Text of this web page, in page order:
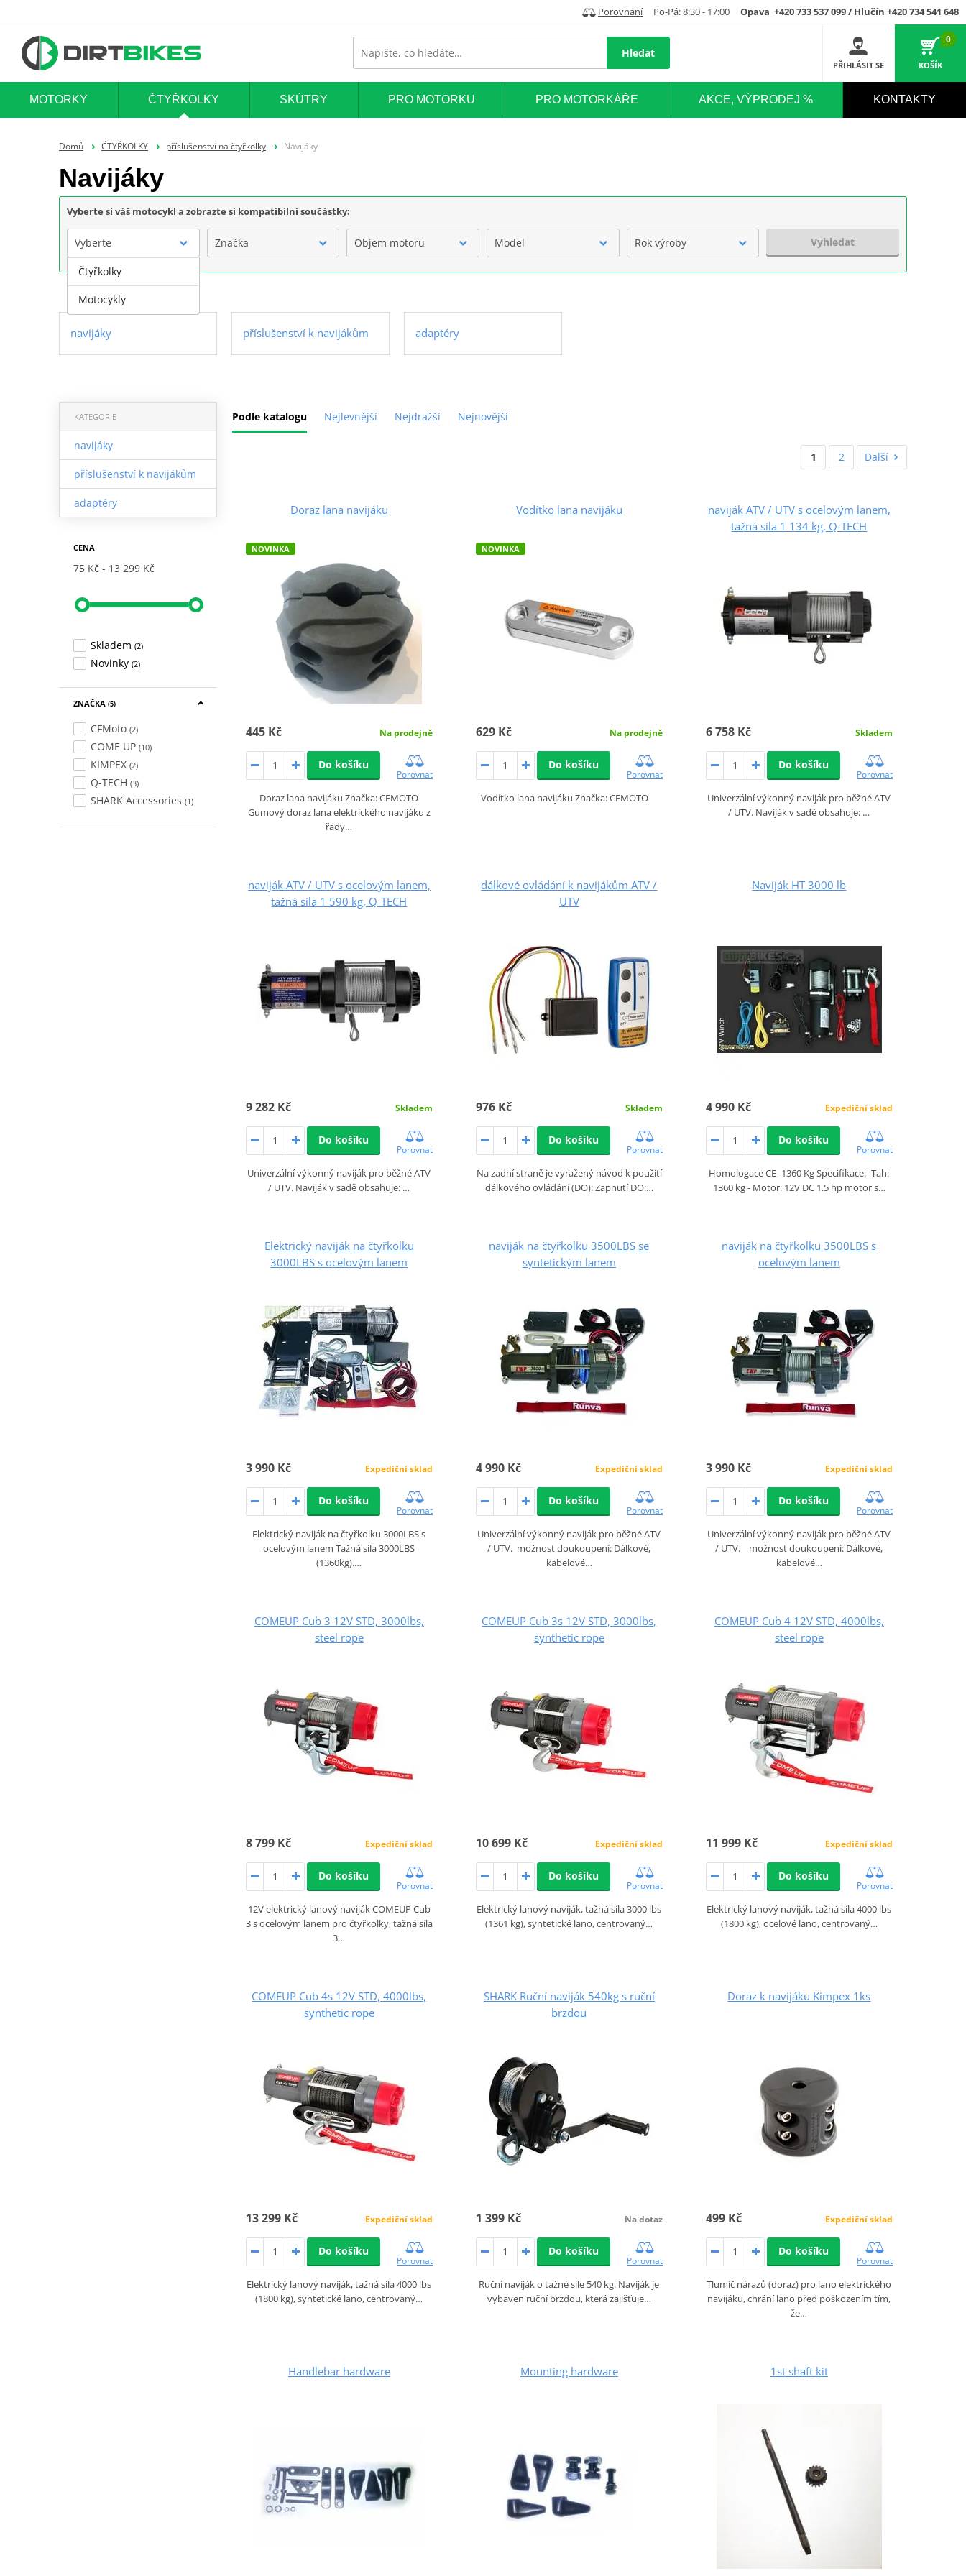
Porovnání Po-Pá: 8:30 - 17:00 Opava +420 733 537 099 / Hlučín +420 734 541 648
Hledat
PŘIHLÁSIT SE
0
KOŠÍK
MOTORKY ČTYŘKOLKY SKÚTRY PRO MOTORKU PRO MOTORKÁŘE AKCE, VÝPRODEJ % KONTAKTY
Domů ČTYŘKOLKY příslušenství na čtyřkolky Navijáky
Navijáky
Vyberte si váš motocykl a zobrazte si kompatibilní součástky:
Vyberte Značka Objem motoru Model Rok výroby Vyhledat
navijáky příslušenství k navijákům adaptéry
Podle katalogu Nejlevnější Nejdražší Nejnovější
KATEGORIE
navijáky
příslušenství k navijákům
adaptéry
CENA
75 Kč 13 299 Kč
Skladem (2)
Novinky (2)
ZNAČKA (5)
CFMoto (2)
COME UP (10)
KIMPEX (2)
Q-TECH (3)
SHARK Accessories (1)
1 2 Další
Doraz lana navijáku
NOVINKA
445 Kč Na prodejně
Do košíku
Porovnat
Doraz lana navijáku Značka: CFMOTO
Gumový doraz lana elektrického navijáku z
řady…
Vodítko lana navijáku
NOVINKA
629 Kč Na prodejně
Do košíku
Porovnat
Vodítko lana navijáku Značka: CFMOTO
naviják ATV / UTV s ocelovým lanem,
tažná síla 1 134 kg, Q-TECH
6 758 Kč Skladem
Do košíku
Porovnat
Univerzální výkonný naviják pro běžné ATV
/ UTV. Naviják v sadě obsahuje: …
naviják ATV / UTV s ocelovým lanem,
tažná síla 1 590 kg, Q-TECH
9 282 Kč Skladem
Do košíku
Porovnat
Univerzální výkonný naviják pro běžné ATV
/ UTV. Naviják v sadě obsahuje: …
dálkové ovládání k navijákům ATV /
UTV
976 Kč Skladem
Do košíku
Porovnat
Na zadní straně je vyražený návod k použití
dálkového ovládání (DO): Zapnutí DO:…
Naviják HT 3000 lb
4 990 Kč Expediční sklad
Do košíku
Porovnat
Homologace CE -1360 Kg Specifikace:- Tah:
1360 kg - Motor: 12V DC 1.5 hp motor s…
Elektrický naviják na čtyřkolku
3000LBS s ocelovým lanem
3 990 Kč Expediční sklad
Do košíku
Porovnat
Elektrický naviják na čtyřkolku 3000LBS s
ocelovým lanem Tažná síla 3000LBS
(1360kg).…
naviják na čtyřkolku 3500LBS se
syntetickým lanem
4 990 Kč Expediční sklad
Do košíku
Porovnat
Univerzální výkonný naviják pro běžné ATV
/ UTV. možnost doukoupení: Dálkové,
kabelové…
naviják na čtyřkolku 3500LBS s
ocelovým lanem
3 990 Kč Expediční sklad
Do košíku
Porovnat
Univerzální výkonný naviják pro běžné ATV
/ UTV. možnost doukoupení: Dálkové,
kabelové…
COMEUP Cub 3 12V STD, 3000lbs,
steel rope
8 799 Kč Expediční sklad
Do košíku
Porovnat
12V elektrický lanový naviják COMEUP Cub
3 s ocelovým lanem pro čtyřkolky, tažná síla
3…
COMEUP Cub 3s 12V STD, 3000lbs,
synthetic rope
10 699 Kč Expediční sklad
Do košíku
Porovnat
Elektrický lanový naviják, tažná síla 3000 lbs
(1361 kg), syntetické lano, centrovaný…
COMEUP Cub 4 12V STD, 4000lbs,
steel rope
11 999 Kč Expediční sklad
Do košíku
Porovnat
Elektrický lanový naviják, tažná síla 4000 lbs
(1800 kg), ocelové lano, centrovaný…
COMEUP Cub 4s 12V STD, 4000lbs,
synthetic rope
13 299 Kč Expediční sklad
Do košíku
Porovnat
Elektrický lanový naviják, tažná síla 4000 lbs
(1800 kg), syntetické lano, centrovaný…
SHARK Ruční naviják 540kg s ruční
brzdou
1 399 Kč Na dotaz
Do košíku
Porovnat
Ruční naviják o tažné síle 540 kg. Naviják je
vybaven ruční brzdou, která zajišťuje…
Doraz k navijáku Kimpex 1ks
499 Kč Expediční sklad
Do košíku
Porovnat
Tlumič nárazů (doraz) pro lano elektrického
navijáku, chrání lano před poškozením tím,
že…
Handlebar hardware Mounting hardware 1st shaft kit
Čtyřkolky
Motocykly